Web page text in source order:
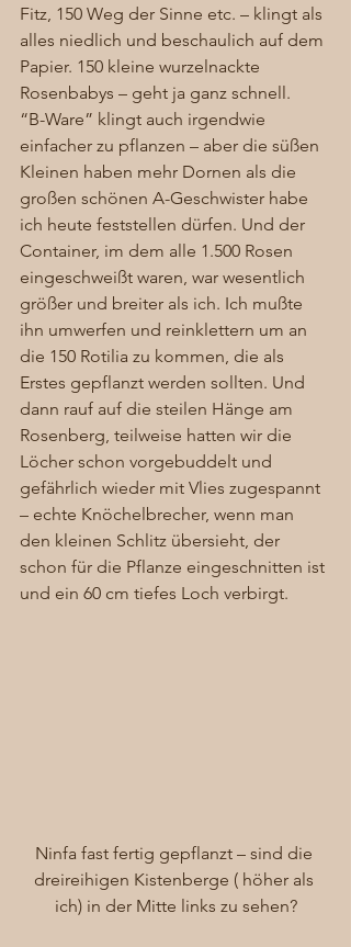
Fitz, 150 Weg der Sinne etc. – klingt als
alles niedlich und beschaulich auf dem
Papier. 150 kleine wurzelnackte
Rosenbabys – geht ja ganz schnell.
“B-Ware” klingt auch irgendwie
einfacher zu pflanzen – aber die süßen
Kleinen haben mehr Dornen als die
großen schönen A-Geschwister habe
ich heute feststellen dürfen. Und der
Container, im dem alle 1.500 Rosen
eingeschweißt waren, war wesentlich
größer und breiter als ich. Ich mußte
ihn umwerfen und reinklettern um an
die 150 Rotilia zu kommen, die als
Erstes gepflanzt werden sollten. Und
dann rauf auf die steilen Hänge am
Rosenberg, teilweise hatten wir die
Löcher schon vorgebuddelt und
gefährlich wieder mit Vlies zugespannt
– echte Knöchelbrecher, wenn man
den kleinen Schlitz übersieht, der
schon für die Pflanze eingeschnitten ist
und ein 60 cm tiefes Loch verbirgt.
Ninfa fast fertig gepflanzt – sind die
dreireihigen Kistenberge ( höher als
ich) in der Mitte links zu sehen?